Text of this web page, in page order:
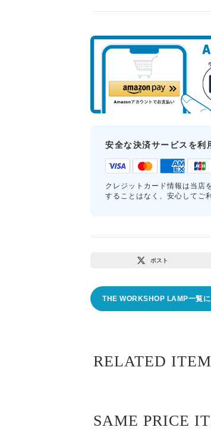
安全な決済サービスを利
クレジットカード情報は当店
することはなく、安心してご
ポスト
THE WORKSHOP LAMP一覧
RELATED
SAME PRICE